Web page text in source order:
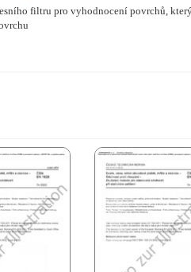
filtru pro vyhodnocení povrchů,